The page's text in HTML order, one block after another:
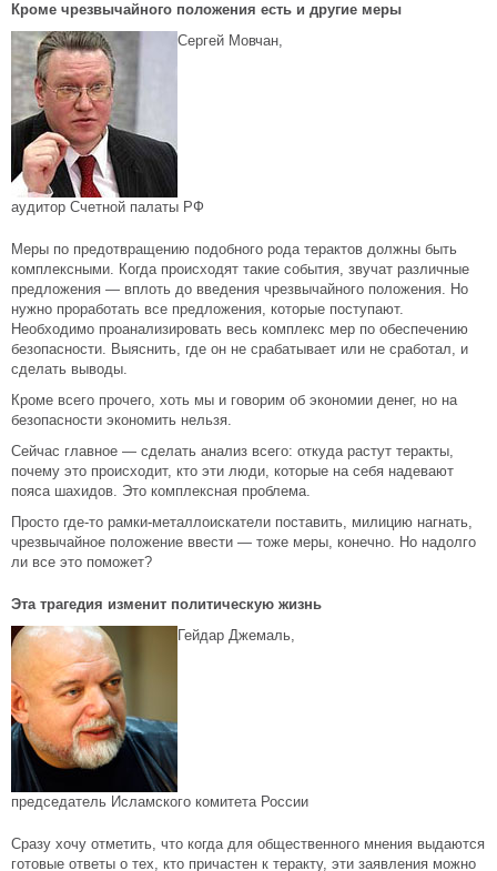
Кроме чрезвычайного положения есть и другие меры
Сергей Мовчан,
аудитор Счетной палаты РФ
Меры по предотвращению подобного рода терактов должны быть
комплексными. Когда происходят такие события, звучат различные
предложения — вплоть до введения чрезвычайного положения. Но
нужно проработать все предложения, которые поступают.
Необходимо проанализировать весь комплекс мер по обеспечению
безопасности. Выяснить, где он не срабатывает или не сработал, и
сделать выводы.
Кроме всего прочего, хоть мы и говорим об экономии денег, но на
безопасности экономить нельзя.
Сейчас главное — сделать анализ всего: откуда растут теракты,
почему это происходит, кто эти люди, которые на себя надевают
пояса шахидов. Это комплексная проблема.
Просто где-то рамки-металлоискатели поставить, милицию нагнать,
чрезвычайное положение ввести — тоже меры, конечно. Но надолго
ли все это поможет?
Эта трагедия изменит политическую жизнь
Гейдар Джемаль,
председатель Исламского комитета России
Сразу хочу отметить, что когда для общественного мнения выдаются
готовые ответы о тех, кто причастен к теракту, эти заявления можно